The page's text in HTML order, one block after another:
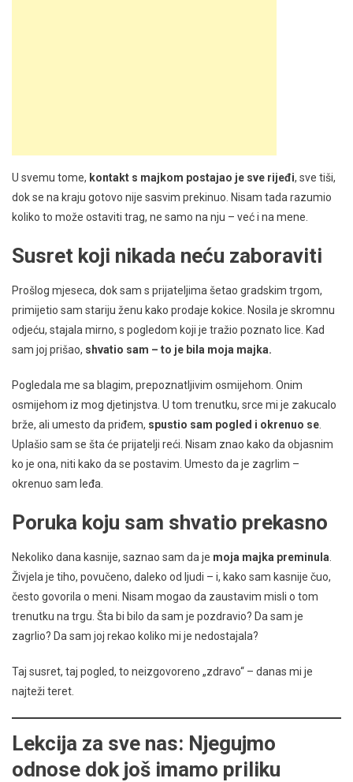
U svemu tome, kontakt s majkom postajao je sve rijeđi, sve tiši,
dok se na kraju gotovo nije sasvim prekinuo. Nisam tada razumio
koliko to može ostaviti trag, ne samo na nju – već i na mene.
Susret koji nikada neću zaboraviti
Prošlog mjeseca, dok sam s prijateljima šetao gradskim trgom,
primijetio sam stariju ženu kako prodaje kokice. Nosila je skromnu
odjeću, stajala mirno, s pogledom koji je tražio poznato lice. Kad
sam joj prišao, shvatio sam – to je bila moja majka.
Pogledala me sa blagim, prepoznatljivim osmijehom. Onim
osmijehom iz mog djetinjstva. U tom trenutku, srce mi je zakucalo
brže, ali umesto da priđem, spustio sam pogled i okrenuo se
Uplašio sam se šta će prijatelji reći. Nisam znao kako da objasnim
ko je ona, niti kako da se postavim. Umesto da je zagrlim –
okrenuo sam leđa.
Poruka koju sam shvatio prekasno
Nekoliko dana kasnije, saznao sam da je moja majka preminula
Živjela je tiho, povučeno, daleko od ljudi – i, kako sam kasnije čuo,
često govorila o meni. Nisam mogao da zaustavim misli o tom
trenutku na trgu. Šta bi bilo da sam je pozdravio? Da sam je
zagrlio? Da sam joj rekao koliko mi je nedostajala?
Taj susret, taj pogled, to neizgovoreno „zdravo“ – danas mi je
najteži teret.
Lekcija za sve nas: Njegujmo
odnose dok još imamo priliku